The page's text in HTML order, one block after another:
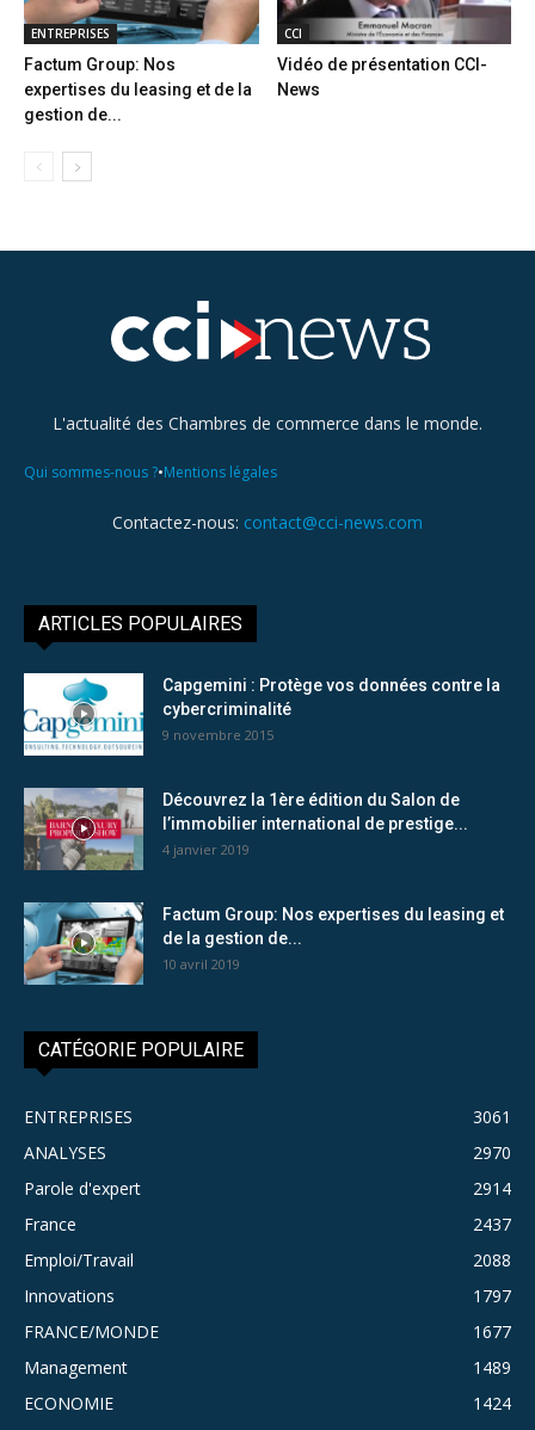
ENTREPRISES
Factum Group: Nos
expertises du leasing et de la
gestion de...
CCI
Vidéo de présentation CCI-
News
L'actualité des Chambres de commerce dans le monde.
Qui sommes-nous ?•Mentions légales
Contactez-nous: contact@cci-news.com
ARTICLES POPULAIRES
Capgemini : Protège vos données contre la
cybercriminalité
9 novembre 2015
Découvrez la 1ère édition du Salon de
l’immobilier international de prestige...
4 janvier 2019
Factum Group: Nos expertises du leasing et
de la gestion de...
10 avril 2019
CATÉGORIE POPULAIRE
ENTREPRISES
3061
ANALYSES
2970
Parole d'expert
2914
France
2437
Emploi/Travail
2088
Innovations
1797
FRANCE/MONDE
1677
Management
1489
ECONOMIE
1424